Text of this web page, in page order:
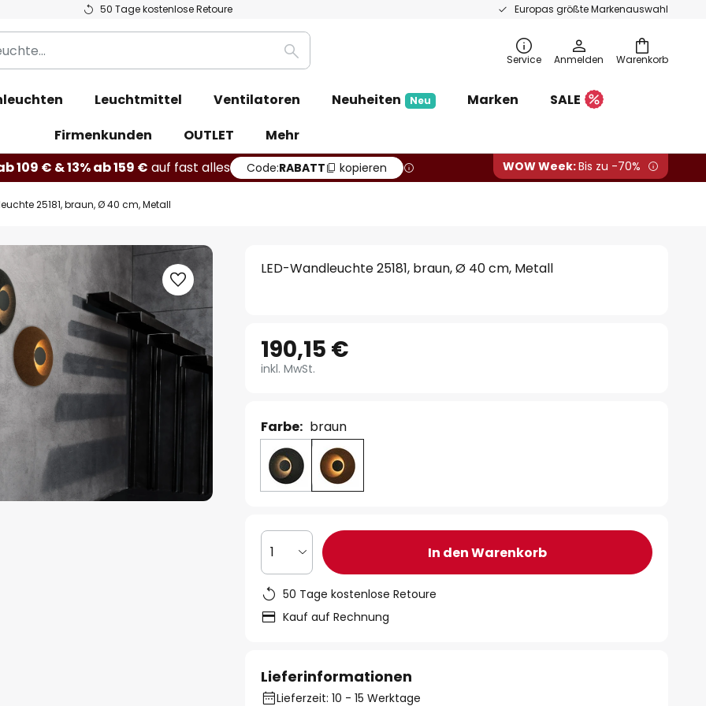
50 Tage kostenlose Retoure Europas größte Markenauswahl
Warenkorb
Suche Service Anmelden
Leuchtmittel Ventilatoren Neuheiten Neu Marken
SALE
Firmenkunden
OUTLET
Mehr
109 € & 13% ab 159 € auf fast alles Code:RABATT kopieren WOW Week:Bis zu -70%
25181, braun, Ø 40 cm, Metall
LED-Wandleuchte 25181, braun, Ø 40 cm, Metall
190,15 €
inkl. MwSt.
Farbe: braun
1 In den Warenkorb
50 Tage kostenlose Retoure
Kauf auf Rechnung
Lieferinformationen
Lieferzeit: 10 - 15 Werktage